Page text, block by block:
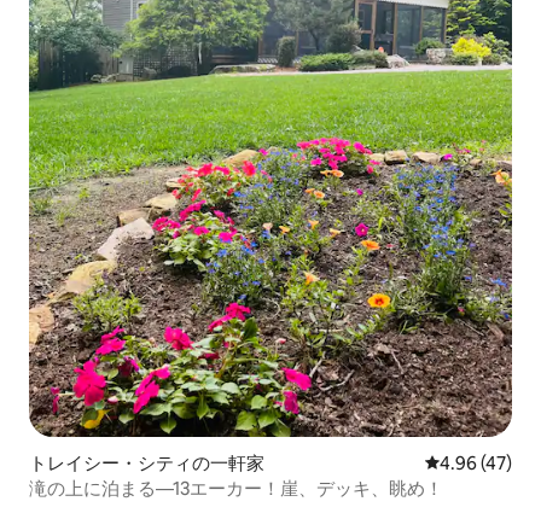
トレイシー・シティの一軒家 レビュー47
4.96 (47)
滝の上に泊まる—13エーカー！崖、デッキ、眺め！